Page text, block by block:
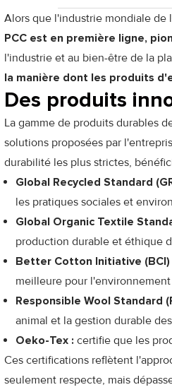
Alors que l'industrie mondiale de
PCC est en première ligne,
l'industrie et au bien-être de la
la manière dont les produits
Des produits
La gamme de produits durables
solutions proposées par
durabilité les plus strictes,
Global Recycled Standard
les pratiques sociales et
Global Organic Textile
production durable et éthique
Better Cotton Initiative (BCI)
meilleure pour
Responsible Wool Standard
animal et la gestion durable
Oeko-Tex : certifie que les
Ces certifications reflètent
seulement respecte, mais